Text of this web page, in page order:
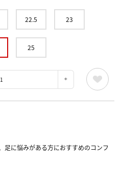
22.5 23
25
足に悩みがある方におすすめのコンフ